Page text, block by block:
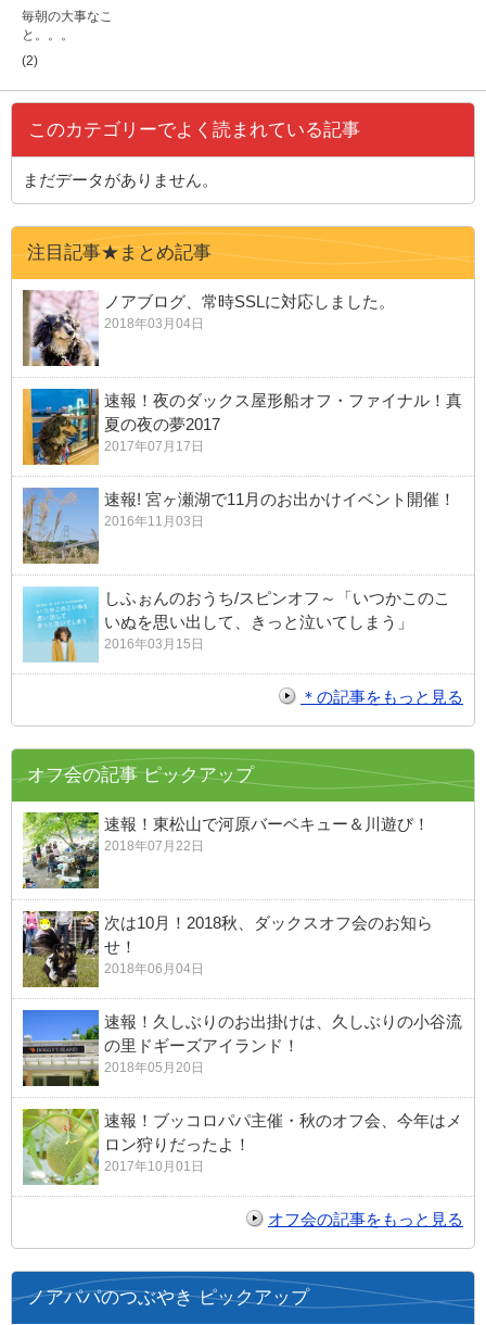
毎朝の大事なこ
と。。。
(2)
このカテゴリーでよく読まれている記事
まだデータがありません。
注目記事★まとめ記事
ノアブログ、常時SSLに対応しました。
2018年03月04日
速報！夜のダックス屋形船オフ・ファイナル！真
夏の夜の夢2017
2017年07月17日
速報! 宮ヶ瀬湖で11月のお出かけイベント開催！
2016年11月03日
しふぉんのおうち/スピンオフ～「いつかこのこ
いぬを思い出して、きっと泣いてしまう」
2016年03月15日
＊の記事をもっと見る
オフ会の記事 ピックアップ
速報！東松山で河原バーベキュー＆川遊び！
2018年07月22日
次は10月！2018秋、ダックスオフ会のお知ら
せ！
2018年06月04日
速報！久しぶりのお出掛けは、久しぶりの小谷流
の里ドギーズアイランド！
2018年05月20日
速報！ブッコロパパ主催・秋のオフ会、今年はメ
ロン狩りだったよ！
2017年10月01日
オフ会の記事をもっと見る
ノアパパのつぶやき ピックアップ